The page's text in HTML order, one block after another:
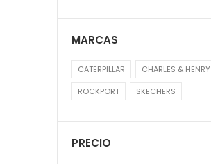
MARCAS
CATERPILLAR
CHARLES & HENRY
ROCKPORT
SKECHERS
PRECIO